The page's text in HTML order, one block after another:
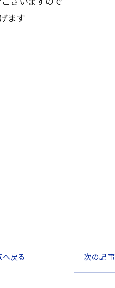
ます
へ戻る 次の記